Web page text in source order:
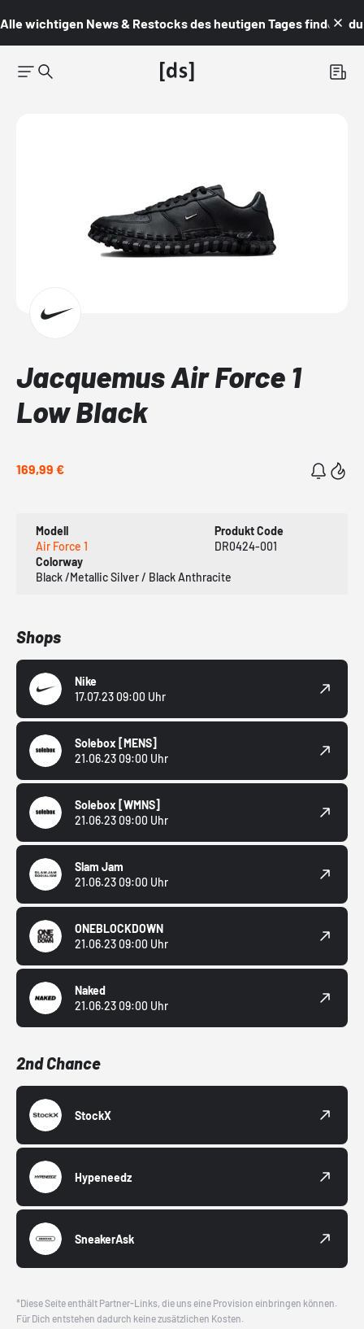
Alle wichtigen News & Restocks des heutigen Tages findest du
Jacquemus Air Force 1
Low Black
169,99 €
Modell
Air Force 1
Produkt Code
DR0424-001
Colorway
Black /Metallic Silver / Black Anthracite
Shops
Nike
17.07.23 09:00 Uhr
Solebox [MENS]
21.06.23 09:00 Uhr
Solebox [WMNS]
21.06.23 09:00 Uhr
Slam Jam
21.06.23 09:00 Uhr
ONEBLOCKDOWN
21.06.23 09:00 Uhr
Naked
21.06.23 09:00 Uhr
2nd Chance
StockX
Hypeneedz
SneakerAsk
*Diese Seite enthält Partner-Links, die uns eine Provision einbringen können.
Für Dich entstehen dadurch keine zusätzlichen Kosten.